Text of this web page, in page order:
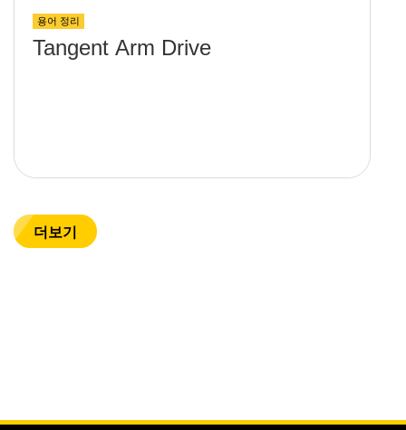
용어 정리
Tangent Arm Drive
더보기